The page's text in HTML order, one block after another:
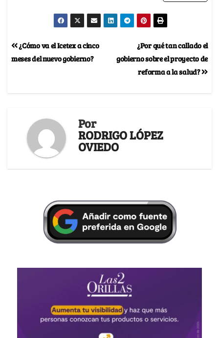
¿Por qué tan callado el
gobierno sobre el proyecto de
reforma a la salud?
¿Cómo va el Icetex a cinco
meses del nuevo gobierno?
Por
RODRIGO LÓPEZ
OVIEDO